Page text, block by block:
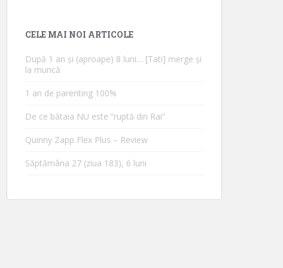
CELE MAI NOI ARTICOLE
După 1 an și (aproape) 8 luni… [Tati] merge și
la muncă
1 an de parenting 100%
De ce bătaia NU este “ruptă din Rai”
Quinny Zapp Flex Plus – Review
Săptămâna 27 (ziua 183), 6 luni